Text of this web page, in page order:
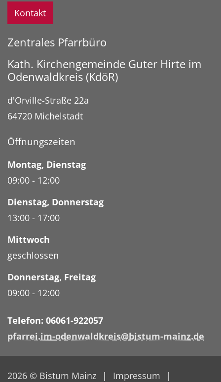
Kontakt
Zentrales Pfarrbüro
Kath. Kirchengemeinde Guter Hirte im
Odenwaldkreis (KdöR)
d'Orville-Straße 22a
64720 Michelstadt
Öffnungszeiten
Montag, Dienstag
09:00 - 12:00
Dienstag, Donnerstag
13:00 - 17:00
Mittwoch
geschlossen
Donnerstag, Freitag
09:00 - 12:00
Telefon: 06061-922057
pfarrei.im-odenwaldkreis@bistum-mainz.de
2026 © Bistum Mainz
Impressum